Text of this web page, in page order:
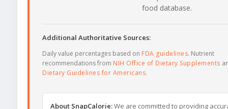
food database.
Additional Authoritative Sources:
Daily value percentages based on FDA guidelines. Nutrient
recommendations from NIH Office of Dietary Supplements
Dietary Guidelines for Americans.
About SnapCalorie:We are committed to providing